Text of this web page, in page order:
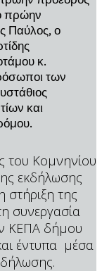
πρώην
Παύλος, ο
κ.
των
και
του Κομνηνίου
εκδήλωσης
στήριξη της
συνεργασία
ΚΕΠΑ δήμου
έντυπα μέσα